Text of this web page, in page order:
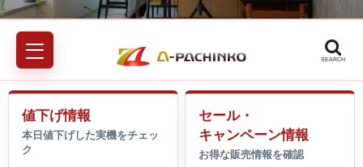
SEARCH
値下げ情報
セール・
キャンペーン情報